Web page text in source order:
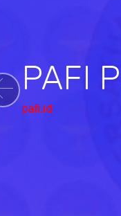
PAFI
pafi.id
Previous